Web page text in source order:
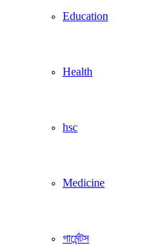
Education
Health
hsc
Medicine
গার্মেন্টস